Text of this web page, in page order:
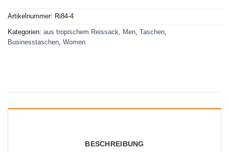
Artikelnummer: Ri84-4
Kategorien: aus tropischem Reissack, Men, Taschen,
Businesstaschen, Women
BESCHREIBUNG